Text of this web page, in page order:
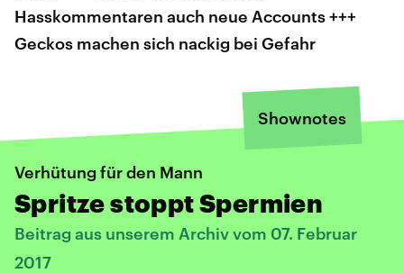
Hasskommentaren auch neue Accounts +++
Geckos machen sich nackig bei Gefahr
Shownotes
Verhütung für den Mann
Spritze stoppt Spermien
Beitrag aus unserem Archiv vom 07. Februar
2017